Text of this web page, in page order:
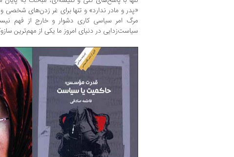
«پدر و مادر ندارد» و تنها برای غر زدن‌های شخصی
مرگ امر سیاسی کاری دشوار و خارج از فهم
سیاست‌زدایی در دنیای امروز ما یکی از مهم‌ترین